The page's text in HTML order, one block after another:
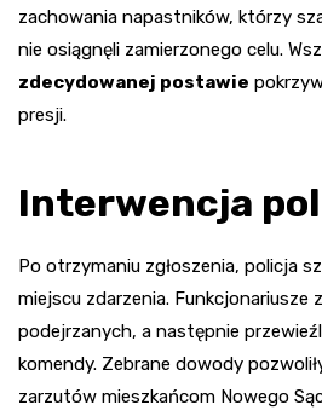
zachowania napastników, którzy
nie osiągnęli zamierzonego celu.
zdecydowanej postawie
presji.
Interwencja
Po otrzymaniu zgłoszenia, policja
miejscu zdarzenia. Funkcjonariusze
podejrzanych, a następnie
komendy. Zebrane dowody
zarzutów mieszkańcom Nowego